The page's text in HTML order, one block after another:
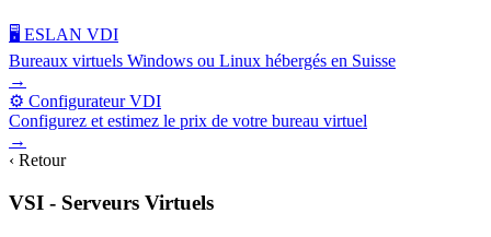
🖥️ ESLAN VDI
Bureaux virtuels Windows ou Linux hébergés en Suisse
→
⚙️ Configurateur VDI
Configurez et estimez le prix de votre bureau virtuel
→
‹ Retour
VSI - Serveurs Virtuels